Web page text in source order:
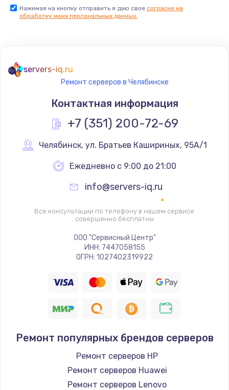
Заказать
Замена термостата
1200 руб.
Заказать
Замена реле
Замена термопредохранителя
700 руб.
Заказать
Замена ТЭНа
Заказать
Замена шнура
Заказать
Замена / ремонт электронного модуля
управления
Нажимая на кнопку отправить я даю свое согласие на
обработку моих персональных данных.
servers-iq.ru
Ремонт серверов в Челябинске
Контактная информация
+7 (351) 200-72-69
Челябинск, ул. Братьев Кашириных, 95А/1
Ежедневно с 9:00 до 21:00
info@servers-iq.ru
Все консультации по телефону в нашем сервисе
совершенно бесплатны
ООО "Сервисный Центр"
ИНН: 7447058155
ОГРН: 1027402319922
Ремонт популярных брендов серверов
Ремонт серверов HP
Ремонт серверов Huawei
Ремонт серверов Lenovo